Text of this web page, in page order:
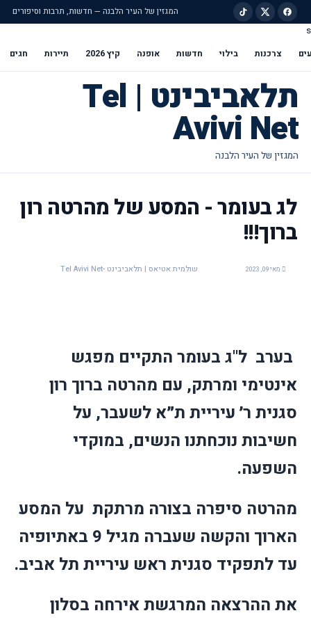
המגזין של העיר הלבנה — חדשות, תרבות וסיפורים
s
צרכנות בילוי חדשות אופנה קיץ 2026 תיירות חגים
תלאביבינט | Tel
Avivi Net
לג בעומר - המסע של מהרטה רון
ברוך!!!
מאי 09, 2023 שולמית אטיאס | תלאביבינט -Tel Avivi Net
בערב ל"ג בעומר התקיים מפגש
אינטימי ומרתק, עם מהרטה ברוך רון
סגנית ר׳ עיריית ת״א לשעבר, על
חשיבות נוכחתנו הנשים, במוקדי
השפעה.
מהרטה סיפרה בצורה מרתקת על המסע
הארוך והקשה שעברה מגיל 9 באתיופיה
עד לתפקיד סגנית ראש עיריית תל אביב.
את ההרצאה המרגשת אירחה בסלון